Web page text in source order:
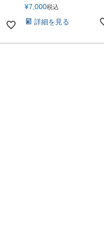
¥7,000税込
詳細を見る